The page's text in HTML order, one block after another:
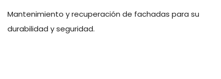
Mantenimiento y recuperación de fachadas para su
durabilidad y seguridad.